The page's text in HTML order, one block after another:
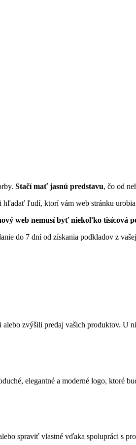
Stačí mať jasnú predstavu, čo od
ľudí, ktorí vám web stránku
web nemusí byť niekoľko tisícová
do 7 dní od získania podkladov z
zvýšili predaj vašich produktov. U
elegantné a moderné logo, ktoré
spraviť vlastné vďaka spolupráci s